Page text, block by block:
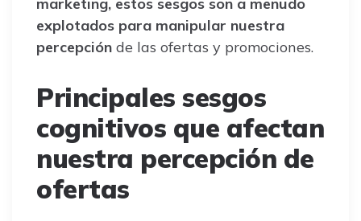
explotados para manipular nuestra
percepción de las ofertas y promociones.
Principales sesgos
cognitivos que afectan
nuestra percepción de
ofertas